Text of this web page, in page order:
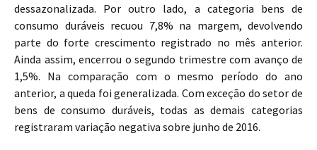
dessazonalizada. Por outro lado, a categoria bens de
consumo duráveis recuou 7,8% na margem, devolvendo
parte do forte crescimento registrado no mês anterior.
Ainda assim, encerrou o segundo trimestre com avanço de
1,5%. Na comparação com o mesmo período do ano
anterior, a queda foi generalizada. Com exceção do setor de
bens de consumo duráveis, todas as demais categorias
registraram variação negativa sobre junho de 2016.